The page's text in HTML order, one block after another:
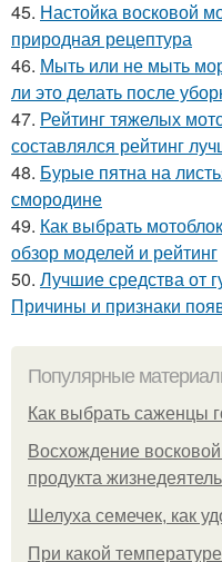
45. Настойка восковой
природная рецептура
46. Мыть или не мыть
ли это делать после
47. Рейтинг тяжелых
составлялся рейтинг
48. Бурые пятна на
смородине
49. Как выбрать
обзор моделей и рейтинг
50. Лучшие средства от
Причины и признаки
Популярные
Как выбрать саженцы
Восхождение
продукта
Шелуха семечек, как
При какой